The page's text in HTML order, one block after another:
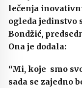
lečenja
ogleda jedinstvo
Bondžić,
Ona je dodala:
“Mi, koje smo
sada se zajedno